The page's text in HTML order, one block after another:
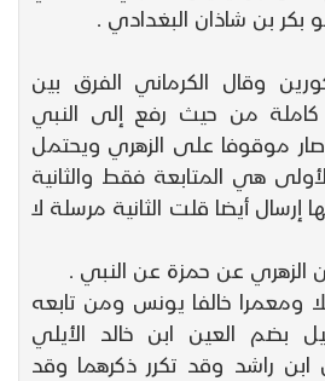
بكر بن شاذان البغدادي .
وقال الكرماني الفرق بين
كاملة من حيث رفع إلى النبي
موقوفا على الزهري ويحتمل
هي المتابعة فقط والثانية
إرسال أيضا قلت الثانية مرسلة لا
عن حمزة عن النبي .
ومعمرا خالفا يونس ومن تابعه
بضم العين ابن خالد الأيلي
ابن راشد وقد تكرر ذكرهما وقد